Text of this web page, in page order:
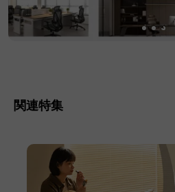
関連特集